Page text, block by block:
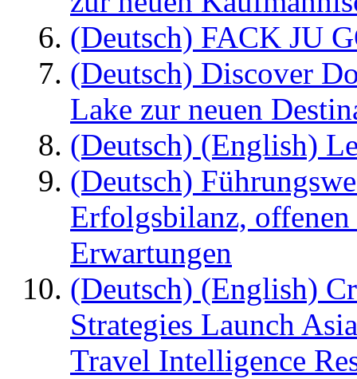
(Deutsch) FACK JU
(Deutsch) Discover
Lake zur neuen
(Deutsch) (English)
(Deutsch)
Erfolgsbilanz,
Erwartungen
(Deutsch) (English)
Strategies Launch
Travel Intelligence